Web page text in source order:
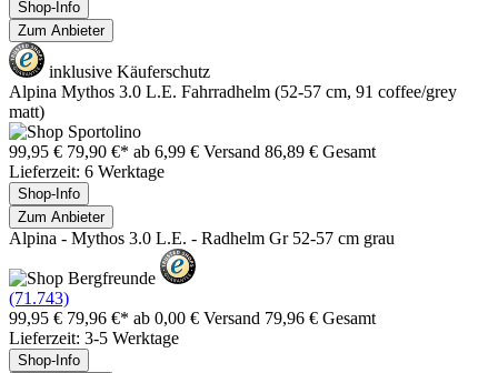
Shop-Info
Zum Anbieter
inklusive Käuferschutz
Alpina Mythos 3.0 L.E. Fahrradhelm (52-57 cm, 91 coffee/grey
matt)
99,95 € 79,90 €* ab 6,99 € Versand 86,89 € Gesamt
Lieferzeit: 6 Werktage
Shop-Info
Zum Anbieter
Alpina - Mythos 3.0 L.E. - Radhelm Gr 52-57 cm grau
(71.743)
99,95 € 79,96 €* ab 0,00 € Versand 79,96 € Gesamt
Lieferzeit: 3-5 Werktage
Shop-Info